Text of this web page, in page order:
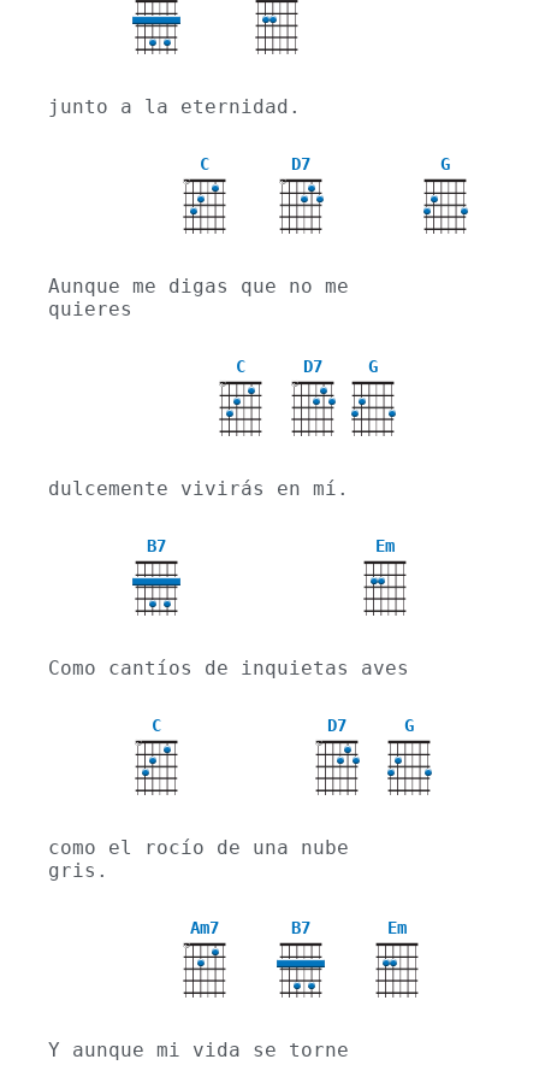
junto a la eternidad.
C
X
D7
X
G
Aunque me digas que no me
quieres
C
X
D7
X
G
dulcemente vivirás en mí.
B7 Em
Como cantíos de inquietas aves
C
X
D7
X
G
como el rocío de una nube
gris.
Am7
X
B7 Em
Y aunque mi vida se torne